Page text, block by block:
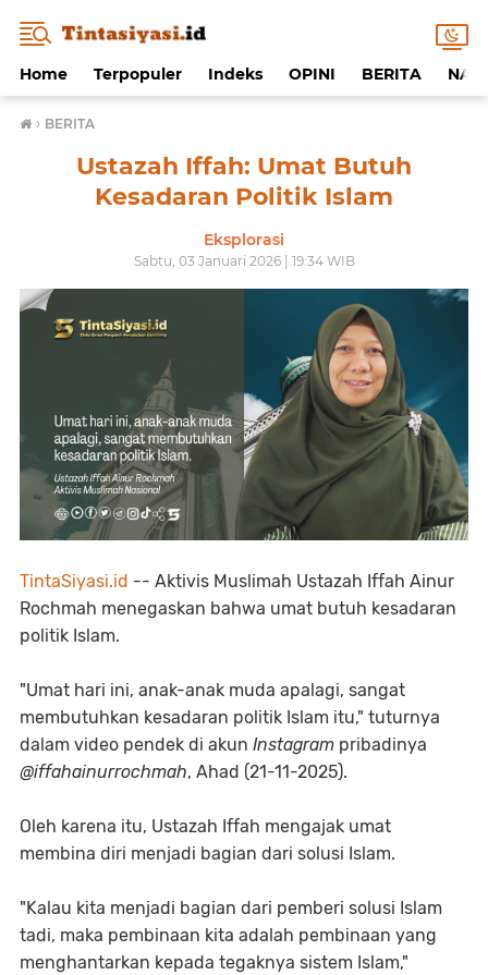
Home Terpopuler Indeks OPINI BERITA
› BERITA
Ustazah Iffah: Umat Butuh
Kesadaran Politik Islam
Eksplorasi
Sabtu, 03 Januari 2026 | 19:34 WIB
TintaSiyasi.id -- Aktivis Muslimah Ustazah Iffah Ainur
Rochmah menegaskan bahwa umat butuh kesadaran
politik Islam.
"Umat hari ini, anak-anak muda apalagi, sangat
membutuhkan kesadaran politik Islam itu," tuturnya
dalam video pendek di akun Instagram pribadinya
@iffahainurrochmah, Ahad (21-11-2025).
Oleh karena itu, Ustazah Iffah mengajak umat
membina diri menjadi bagian dari solusi Islam.
"Kalau kita menjadi bagian dari pemberi solusi Islam
tadi, maka pembinaan kita adalah pembinaan yang
menghantarkan kepada tegaknya sistem Islam,"